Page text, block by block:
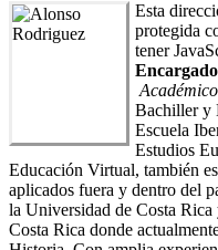
Esta
protegida
tener
Bachiller y
Escuela
Estudios
Educación Virtual, también
aplicados fuera y dentro del
la Universidad de Costa
Costa Rica donde